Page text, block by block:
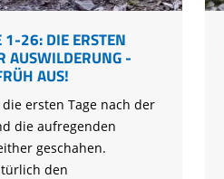
1-26: DIE ERSTEN
AUSWILDERUNG -
AUS!
ersten Tage nach der
die aufregenden
geschahen.
den